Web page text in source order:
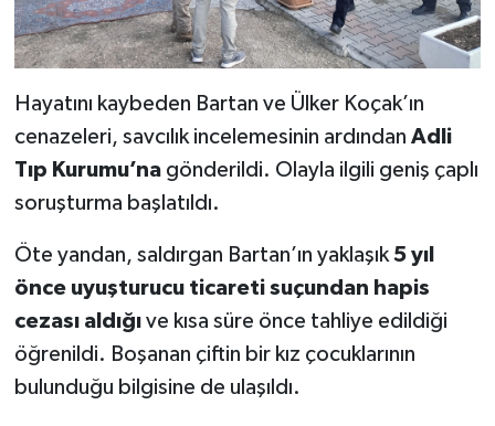
Hayatını kaybeden Bartan ve Ülker Koçak’ın
cenazeleri, savcılık incelemesinin ardından Adli
Tıp Kurumu’nagönderildi. Olayla ilgili geniş çaplı
soruşturma başlatıldı.
Öte yandan, saldırgan Bartan’ın yaklaşık5 yıl
önce uyuşturucu ticareti suçundan hapis
cezası aldığıve kısa süre önce tahliye edildiği
öğrenildi. Boşanan çiftin bir kız çocuklarının
bulunduğu bilgisine de ulaşıldı.